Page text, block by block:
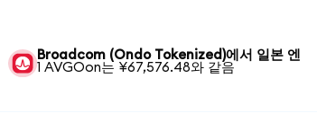
Broadcom (Ondo Tokenized)에서 일본 엔
1 AVGOon는 ¥67,576.48와 같음